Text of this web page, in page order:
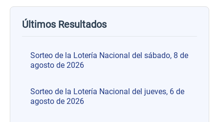
Últimos Resultados
Sorteo de la Lotería Nacional del sábado, 8 de
agosto de 2026
Sorteo de la Lotería Nacional del jueves, 6 de
agosto de 2026